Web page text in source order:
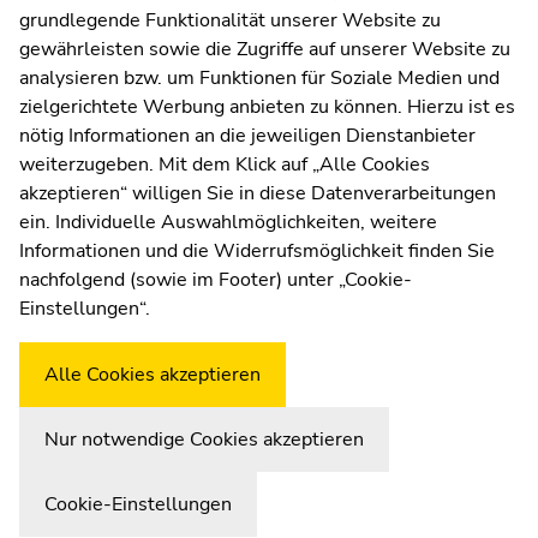
Web Editors
Moodle
UNIGRAZonline
Imprint
Data Protection Declaration
Accessibility Declaration
WeatherstationUni Graz
Begin of page section:
grundlegende Funktionalität unserer Website zu
gewährleisten sowie die Zugriffe auf unserer Website zu
analysieren bzw. um Funktionen für Soziale Medien und
zielgerichtete Werbung anbieten zu können. Hierzu ist es
nötig Informationen an die jeweiligen Dienstanbieter
weiterzugeben. Mit dem Klick auf „Alle Cookies
akzeptieren“ willigen Sie in diese Datenverarbeitungen
ein. Individuelle Auswahlmöglichkeiten, weitere
Informationen und die Widerrufsmöglichkeit finden Sie
nachfolgend (sowie im Footer) unter „Cookie-
Einstellungen“.
Alle Cookies akzeptieren
Nur notwendige Cookies akzeptieren
Cookie-Einstellungen
End of this page section. Go to overview of page sections